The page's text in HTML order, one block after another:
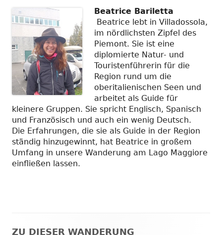
Beatrice Bariletta
Beatrice lebt in Villadossola,
im nördlichsten Zipfel des
Piemont. Sie ist eine
diplomierte Natur- und
Touristenführerin für die
Region rund um die
oberitalienischen Seen und
arbeitet als Guide für
kleinere Gruppen. Sie spricht Englisch, Spanisch
und Französisch und auch ein wenig Deutsch.
Die Erfahrungen, die sie als Guide in der Region
ständig hinzugewinnt, hat Beatrice in großem
Umfang in unsere Wanderung am Lago Maggiore
einfließen lassen.
ZU DIESER WANDERUNG